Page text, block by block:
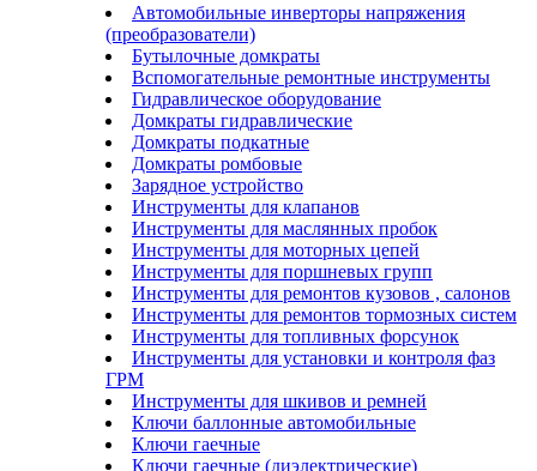
Автомобильные инверторы напряжения
(преобразователи)
Бутылочные домкраты
Вспомогательные ремонтные инструменты
Гидравлическое оборудование
Домкраты гидравлические
Домкраты подкатные
Домкраты ромбовые
Зарядное устройство
Инструменты для клапанов
Инструменты для маслянных пробок
Инструменты для моторных цепей
Инструменты для поршневых групп
Инструменты для ремонтов кузовов , салонов
Инструменты для ремонтов тормозных систем
Инструменты для топливных форсунок
Инструменты для установки и контроля фаз
ГРМ
Инструменты для шкивов и ремней
Ключи баллонные автомобильные
Ключи гаечные
Ключи гаечные (диэлектрические)